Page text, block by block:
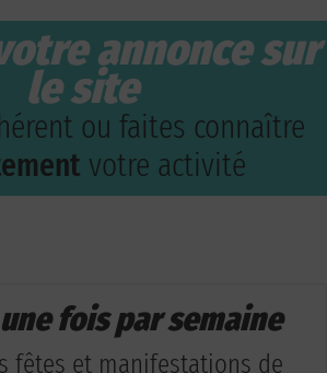
annonce sur
le site
ou faites connaître
votre activité
fois par semaine
fêtes et manifestations de